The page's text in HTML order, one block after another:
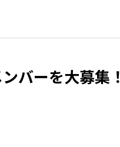
バーを大募集！